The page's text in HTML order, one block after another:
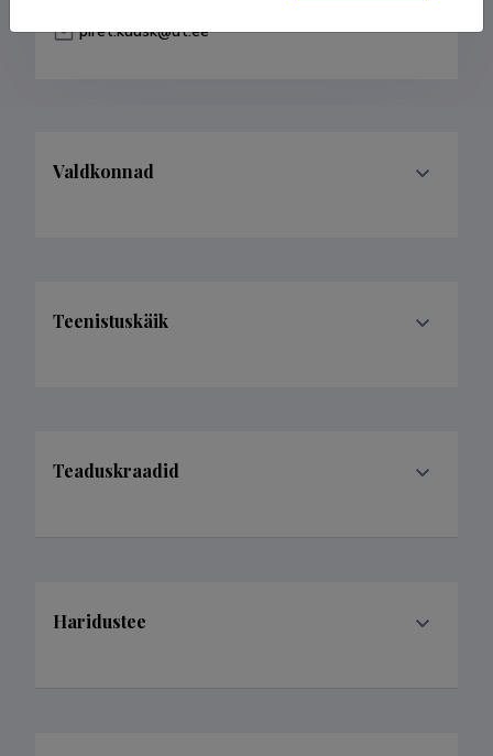
piret.kuusk@ut.ee
Valdkonnad
Teenistuskäik
Teaduskraadid
Haridustee